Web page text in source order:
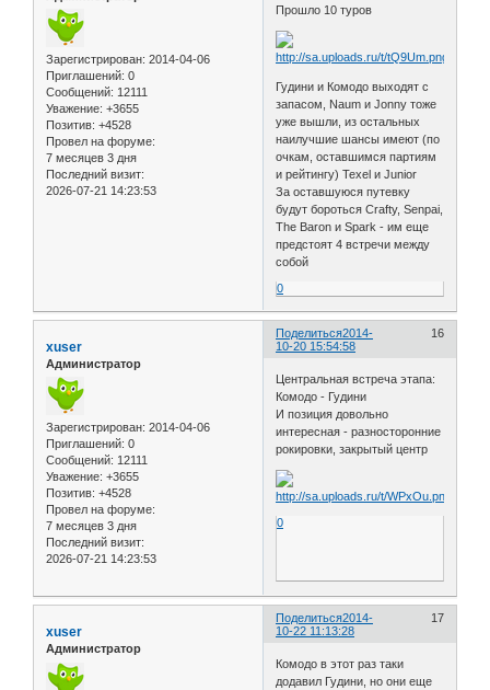
Зарегистрирован: 2014-04-06
Приглашений: 0
Сообщений: 12111
Уважение: +3655
Позитив: +4528
Провел на форуме:
7 месяцев 3 дня
Последний визит:
2026-07-21 14:23:53
Прошло 10 туров
Гудини и Комодо выходят с
запасом, Naum и Jonny тоже
уже вышли, из остальных
наилучшие шансы имеют (по
очкам, оставшимся партиям
и рейтингу) Texel и Junior
За оставшуюся путевку
будут бороться Crafty, Senpai,
The Baron и Spark - им еще
предстоят 4 встречи между
собой
0
Поделиться 16
2014-
10-20 15:54:58
xuser
Администратор
Зарегистрирован: 2014-04-06
Приглашений: 0
Сообщений: 12111
Уважение: +3655
Позитив: +4528
Провел на форуме:
7 месяцев 3 дня
Последний визит:
2026-07-21 14:23:53
Центральная встреча этапа:
Комодо - Гудини
И позиция довольно
интересная - разносторонние
рокировки, закрытый центр
0
Поделиться 17
2014-
10-22 11:13:28
xuser
Администратор
Комодо в этот раз таки
додавил Гудини, но они еще